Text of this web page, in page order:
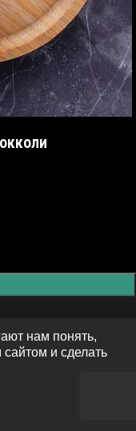
нам понять,
и сделать